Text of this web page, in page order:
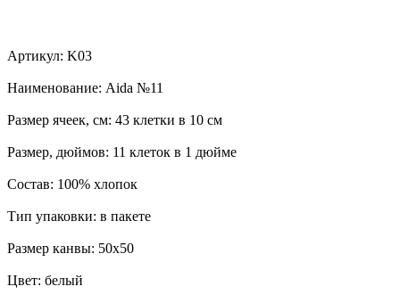
Артикул: K03
Наименование: Aida №11
Размер ячеек, см: 43 клетки в 10 см
Размер, дюймов: 11 клеток в 1 дюйме
Состав: 100% хлопок
Тип упаковки: в пакете
Размер канвы: 50х50
Цвет: белый